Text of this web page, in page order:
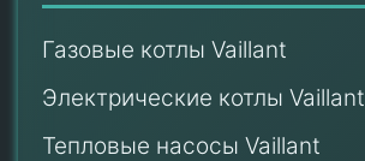
Газовые котлы Vaillant
Электрические котлы Vaillant
Тепловые насосы Vaillant